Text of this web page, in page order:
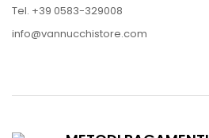
Tel. +39 0583-329008
info@vannucchistore.com